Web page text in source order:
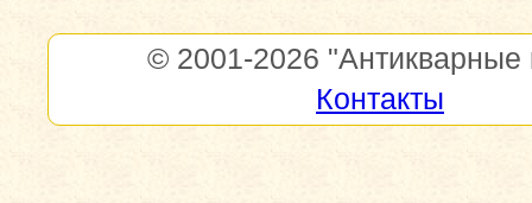
© 2001-2026 "Антикварные
Контакты